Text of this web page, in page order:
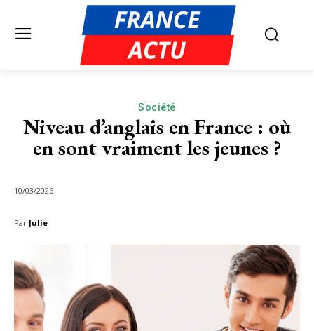
Société
Niveau d’anglais en France : où
en sont vraiment les jeunes ?
10/03/2026
Par Julie